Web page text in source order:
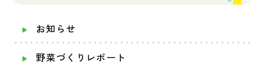
お知らせ
野菜づくりレポート